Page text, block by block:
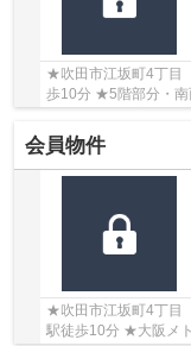
★吹田市江坂町4丁目
歩10分 ★5階部分・
会員物件
★吹田市江坂町4丁目
駅徒歩10分 ★大阪メ